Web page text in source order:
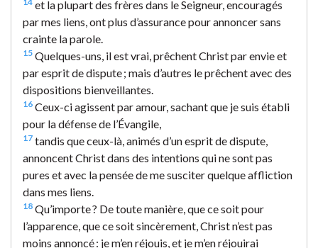
et la plupart des frères dans le Seigneur, encouragés
par mes liens, ont plus d’assurance pour annoncer sans
crainte la parole.
15 Quelques-uns, il est vrai, prêchent Christ par envie et
par esprit de dispute ; mais d’autres le prêchent avec des
dispositions bienveillantes.
16 Ceux-ci agissent par amour, sachant que je suis établi
pour la défense de l’Évangile,
17 tandis que ceux-là, animés d’un esprit de dispute,
annoncent Christ dans des intentions qui ne sont pas
pures et avec la pensée de me susciter quelque affliction
dans mes liens.
18 Qu’importe ? De toute manière, que ce soit pour
l’apparence, que ce soit sincèrement, Christ n’est pas
moins annoncé : je m’en réjouis, et je m’en réjouirai